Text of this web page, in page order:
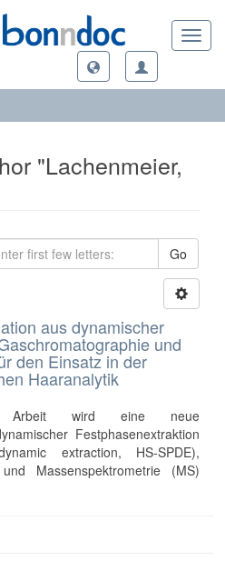
"Lachenmeier,
Go
aus dynamischer
und
den Einsatz in der
Haaranalytik
Arbeit wird eine neue
Festphasenextraktion
extraction, HS-SPDE),
Massenspektrometrie (MS)